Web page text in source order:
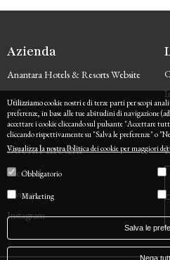
Utilizziamo cookie nostri e di terze parti per scopi
preferenze, in base alle tue abitudini di navigazione
accettare i cookie cliccando sul pulsante "Accettare
cliccando rispettivamente su "Salva le preferenze" o
Visualizza la nostra Politica dei cookie per maggiori
Obbligatorio
Marketing
Salva le
Nega
Azienda
Anantara Hotels & Resorts Website
Chiamaci
Social media
Facebook
Twitter
Instagram